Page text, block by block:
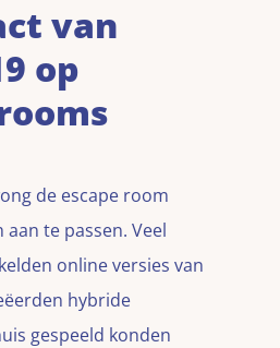
van
op
de escape room
te passen. Veel
online versies van
hybride
gespeeld konden